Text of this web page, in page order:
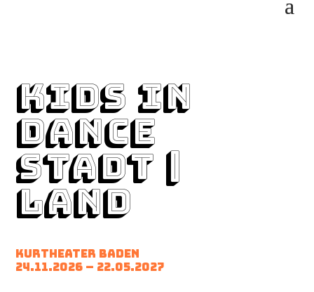
Kids in
Dance
Stadt |
Land
Kurtheater Baden
24.11.2026 – 22.05.2027